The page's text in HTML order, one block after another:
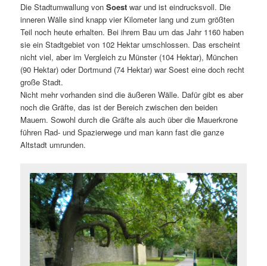
Die Stadtumwallung vonSoest war und ist eindrucksvoll. Die
inneren Wälle sind knapp vier Kilometer lang und zum größten
Teil noch heute erhalten. Bei ihrem Bau um das Jahr 1160 haben
sie ein Stadtgebiet von 102 Hektar umschlossen. Das erscheint
nicht viel, aber im Vergleich zu Münster (104 Hektar), München
(90 Hektar) oder Dortmund (74 Hektar) war Soest eine doch recht
große Stadt.
Nicht mehr vorhanden sind die äußeren Wälle. Dafür gibt es aber
noch die Gräfte, das ist der Bereich zwischen den beiden
Mauern. Sowohl durch die Gräfte als auch über die Mauerkrone
führen Rad- und Spazierwege und man kann fast die ganze
Altstadt umrunden.